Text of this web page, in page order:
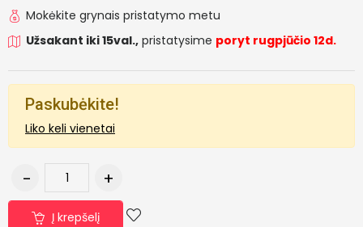
Mokėkite grynais pristatymo metu
Užsakant iki 15val., pristatysime poryt rugpjūčio 12d.
Paskubėkite!
Liko keli vienetai
Į krepšelį